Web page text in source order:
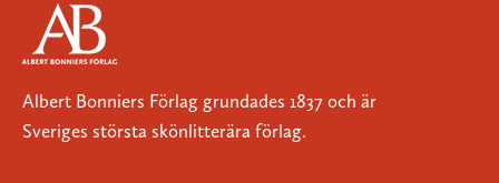
Albert Bonniers Förlag grundades 1837 och är
Sveriges största skönlitterära förlag.